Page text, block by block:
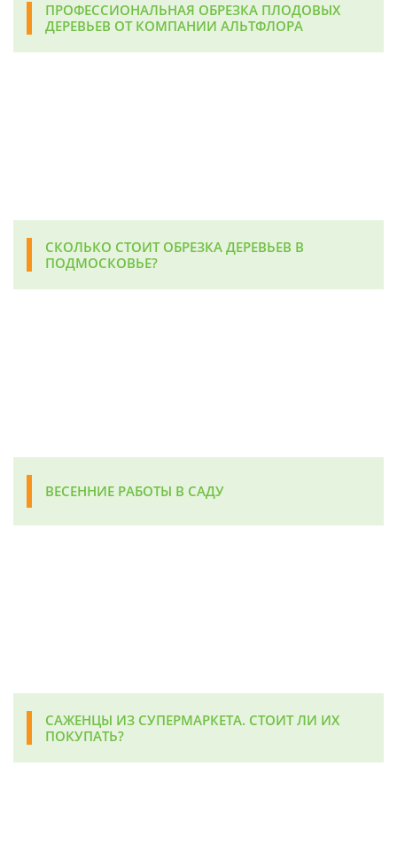
ПРОФЕССИОНАЛЬНАЯ ОБРЕЗКА ПЛОДОВЫХ
ДЕРЕВЬЕВ ОТ КОМПАНИИ АЛЬТФЛОРА
СКОЛЬКО СТОИТ ОБРЕЗКА ДЕРЕВЬЕВ В
ПОДМОСКОВЬЕ?
ВЕСЕННИЕ РАБОТЫ В САДУ
САЖЕНЦЫ ИЗ СУПЕРМАРКЕТА. СТОИТ ЛИ ИХ
ПОКУПАТЬ?